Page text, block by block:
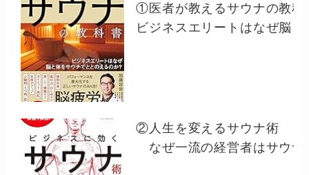
①医者が教えるサウナの教
ビジネスエリートはなぜ脳
②人生を変えるサウナ術
なぜ一流の経営者はサウナ